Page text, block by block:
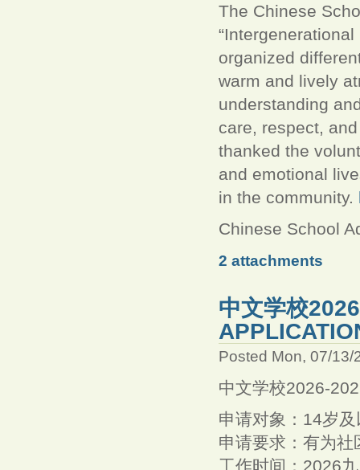
The Chinese
organized
warm and lively
understanding
care, respect,
thanked the
and emotional
in the community.
Chinese School
2 attachments
中文学校
Posted Mon, 07/13/
中文学校2026-
申请对象：14岁
申请要求：有为
工作时间：2026